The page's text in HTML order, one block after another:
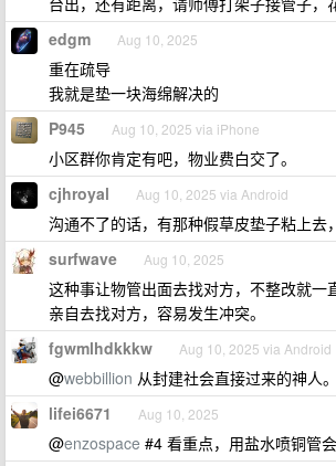
edgm Aug 10, 2025
重在疏导
我就是垫一块海绵解决的
P945 Aug 10, 2025 via iPhone
小区群你肯定有吧，物业费白交了。
cjhroyal Aug 10, 2025 via Android
沟通不了的话，有那种假草皮垫子粘上去
surfwave Aug 10, 2025
这种事让物管出面去找对方，不整改就一
亲自去找对方，容易发生冲突。
fgwmlhdkkkw Aug 10, 2025 via Android
@webbillion 从封建社会直接过来的神人。
lifei6671 Aug 10, 2025
@enzospace #4 看重点，用盐水喷铜管会